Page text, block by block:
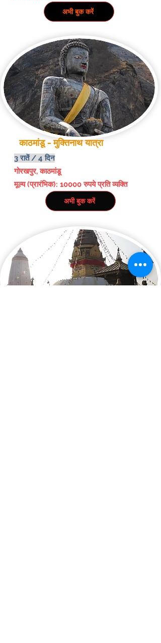
अभी बुक करें
काठमांडू - मुक्तिनाथ यात्रा
3 रातें / 4 दिन
गोरखपुर, काठमांडू
मूल्य (प्रारंभिक): 10000 रुपये प्रति व्यक्ति
अभी बुक करें